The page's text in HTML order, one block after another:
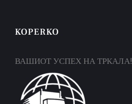
KOPERKO
ВАШИОТ УСПЕХ НА ТРКАЛА!